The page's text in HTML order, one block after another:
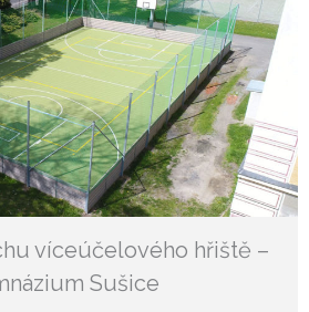
víceúčelového hřiště –
Sušice